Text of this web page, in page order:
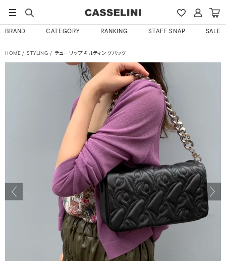
BRAND CATEGORY RANKING STAFF SNAP SALE
HOME STYLING チューリップキルティングバッグ